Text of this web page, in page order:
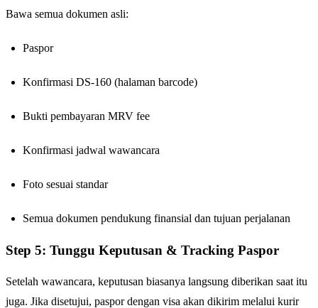
Bawa semua dokumen asli:
Paspor
Konfirmasi DS-160 (halaman barcode)
Bukti pembayaran MRV fee
Konfirmasi jadwal wawancara
Foto sesuai standar
Semua dokumen pendukung finansial dan tujuan perjalanan
Step 5: Tunggu Keputusan & Tracking Paspor
Setelah wawancara, keputusan biasanya langsung diberikan saat itu
juga. Jika disetujui, paspor dengan visa akan dikirim melalui kurir